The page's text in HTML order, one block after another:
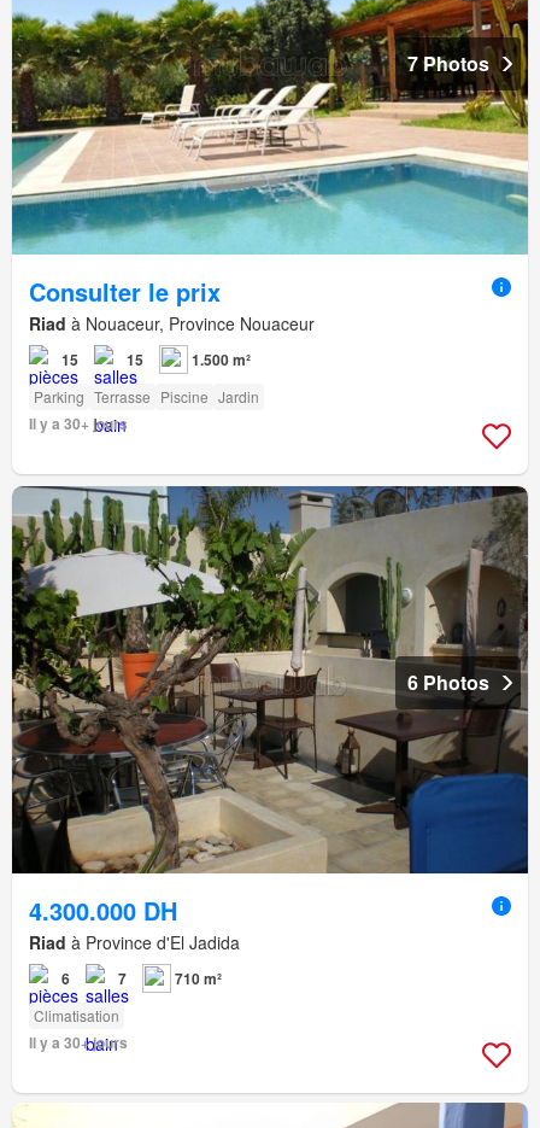
7 Photos
Consulter le prix
Riad à Nouaceur, Province Nouaceur
15 15 1.500 m²
Parking Terrasse Piscine Jardin
Il y a 30+ jours
6 Photos
4.300.000 DH
Riad à Province d'El Jadida
6 7 710 m²
Climatisation
Il y a 30+ jours